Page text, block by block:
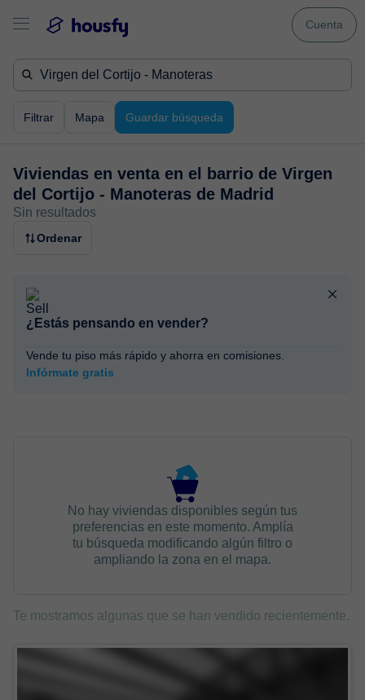
Cuenta
Filtrar Mapa Guardar búsqueda
Viviendas en venta en el barrio de Virgen
del Cortijo - Manoteras de Madrid
Sin resultados
Ordenar
¿Estás pensando en vender?
Vende tu piso más rápido y ahorra en comisiones.
Infórmate gratis
No hay viviendas disponibles según tus
preferencias en este momento. Amplía
tu búsqueda modificando algún filtro o
ampliando la zona en el mapa.
Te mostramos algunas que se han vendido recientemente.